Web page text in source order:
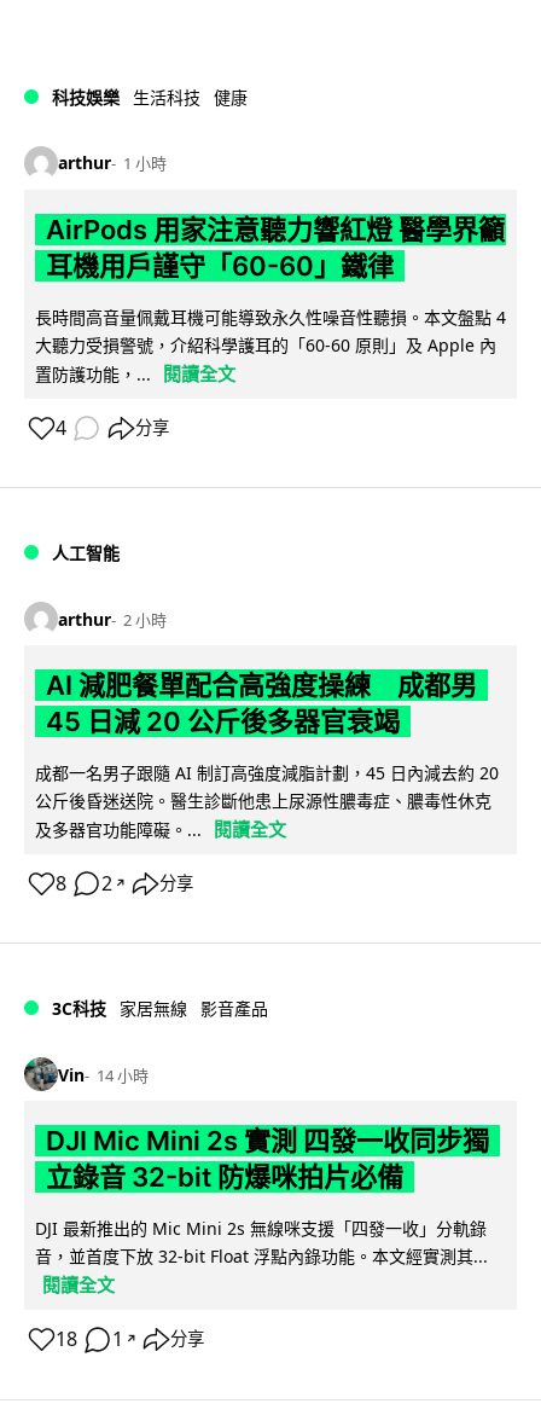
科技娛樂 生活科技 健康
arthur 1 小時
AirPods 用家注意聽力響紅燈 醫學界籲
耳機用戶謹守「60-60」鐵律
長時間高音量佩戴耳機可能導致永久性噪音性聽損。本文盤點 4
大聽力受損警號，介紹科學護耳的「60-60 原則」及 Apple 內
置防護功能，...
閱讀全文
4 分享
人工智能
arthur 2 小時
AI 減肥餐單配合高強度操練 成都男
45 日減 20 公斤後多器官衰竭
成都一名男子跟隨 AI 制訂高強度減脂計劃，45 日內減去約 20
公斤後昏迷送院。醫生診斷他患上尿源性膿毒症、膿毒性休克
及多器官功能障礙。...
閱讀全文
8 2 ↗ 分享
3C科技 家居無線 影音產品
Vin 14 小時
DJI Mic Mini 2s 實測 四發一收同步獨
立錄音 32-bit 防爆咪拍片必備
DJI 最新推出的 Mic Mini 2s 無線咪支援「四發一收」分軌錄
音，並首度下放 32-bit Float 浮點內錄功能。本文經實測其...
閱讀全文
18 1 ↗ 分享